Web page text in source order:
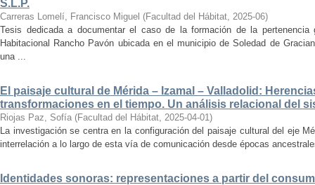
S.L.P.
Carreras Lomelí, Francisco Miguel (Facultad del Hábitat, 2025-06)
Tesis dedicada a documentar el caso de la formación de la
Habitacional Rancho Pavón ubicada en el municipio de Soledad de
una ...
El paisaje cultural de Mérida – Izamal – Valladolid:
transformaciones en el tiempo. Un análisis relacional del
Riojas Paz, Sofía (Facultad del Hábitat, 2025-04-01)
La investigación se centra en la configuración del paisaje cultural del eje
interrelación a lo largo de esta vía de comunicación desde épocas
Identidades sonoras: representaciones a partir del